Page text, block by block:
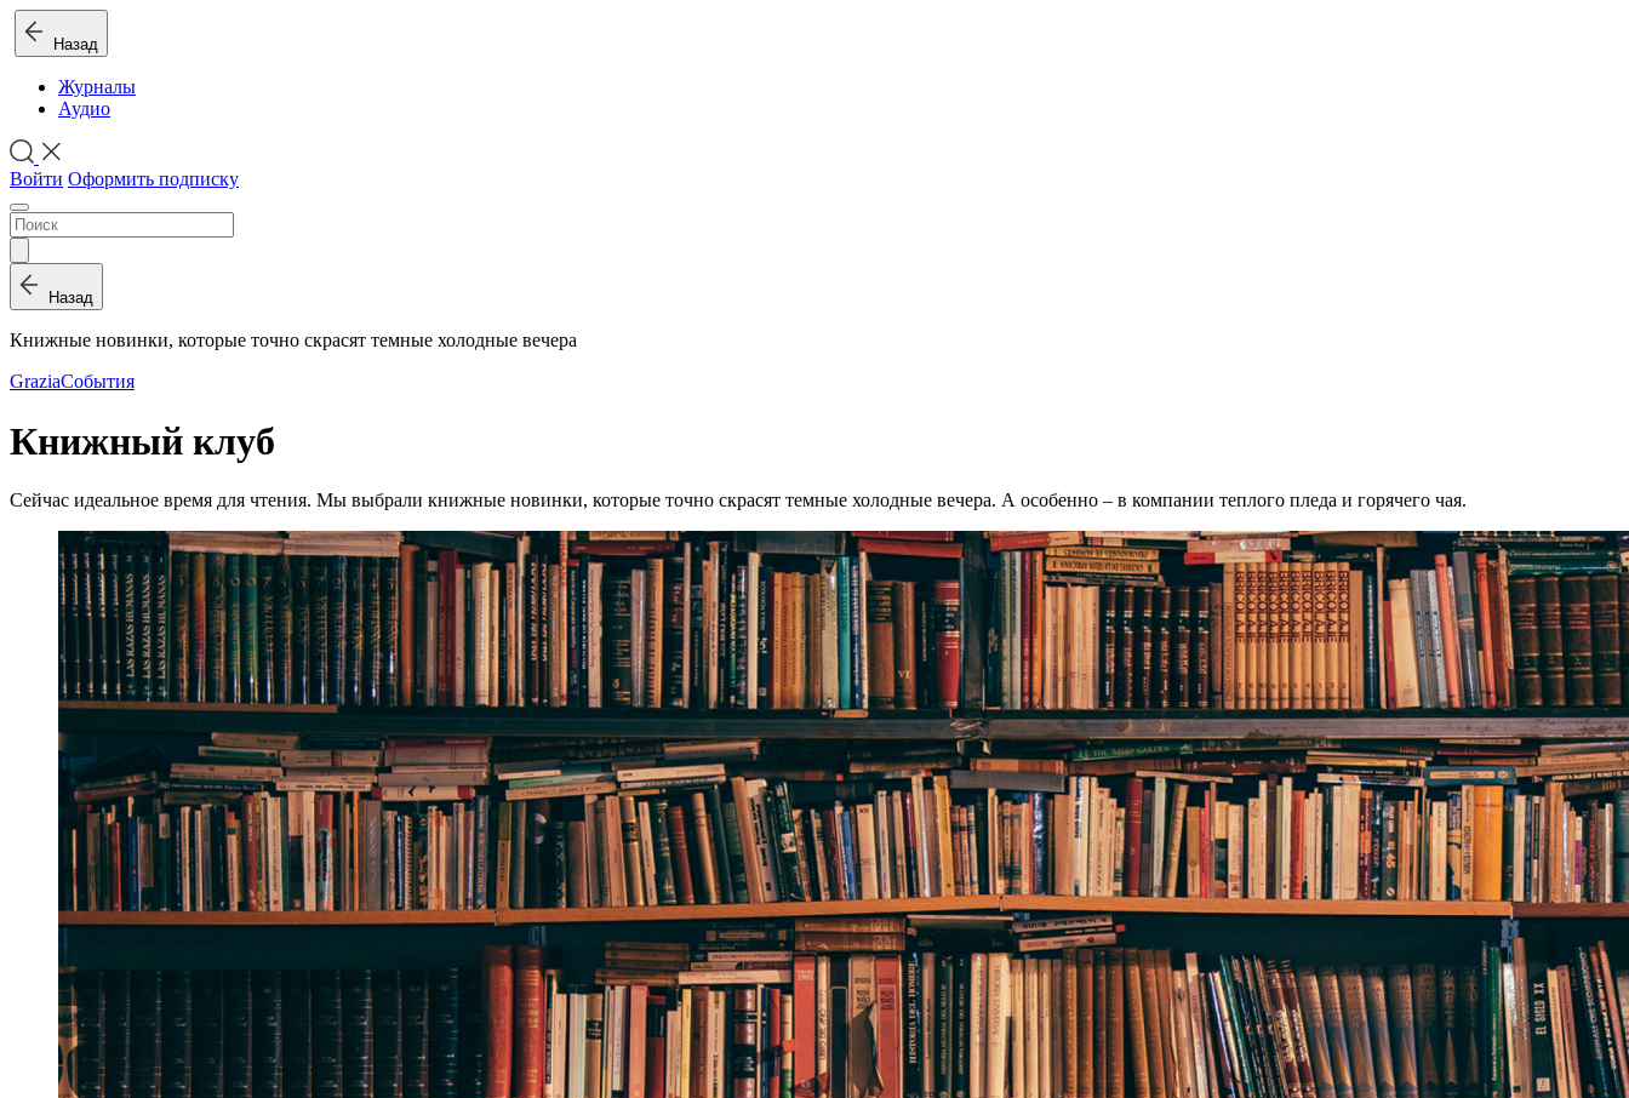
Назад
Журналы
Аудио
Войти Оформить подписку
Назад
Книжные новинки, которые точно скрасят темные холодные вечера
GraziaСобытия
Книжный клуб
Сейчас идеальное время для чтения. Мы выбрали книжные новинки, которые точно скрасят темные холодные вечера. А особенно – в компании теплого пледа и горячего чая.